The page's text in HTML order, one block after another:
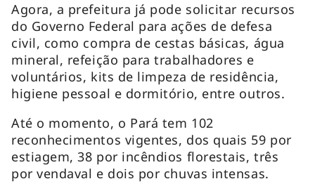
Agora, a prefeitura já pode solicitar recursos
do Governo Federal para ações de defesa
civil, como compra de cestas básicas, água
mineral, refeição para trabalhadores e
voluntários, kits de limpeza de residência,
higiene pessoal e dormitório, entre outros.
Até o momento, o Pará tem 102
reconhecimentos vigentes, dos quais 59 por
estiagem, 38 por incêndios florestais, três
por vendaval e dois por chuvas intensas.